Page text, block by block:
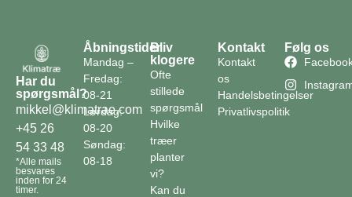
Har du
spørgsmål?
mikkel@klimatrae.com
+45 26
54 33 48
*Alle mails
besvares
inden for 24
timer.
Åbningstider
Mandag –
Fredag:
08-21
Lørdag:
08-20
Søndag:
08-18
Bliv
klogere
Ofte
stillede
spørgsmål
Hvilke
træer
planter
vi?
Kan du
Kontakt
Kontakt
os
Handelsbetingelser
Privatlivspolitik
Følg os